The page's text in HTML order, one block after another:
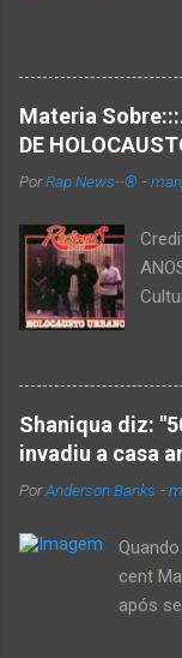
Materia
DE
PorRap News--® -
que
Shaniqua diz:
invadiu a casa
PorAnderson Banks -
cent
após